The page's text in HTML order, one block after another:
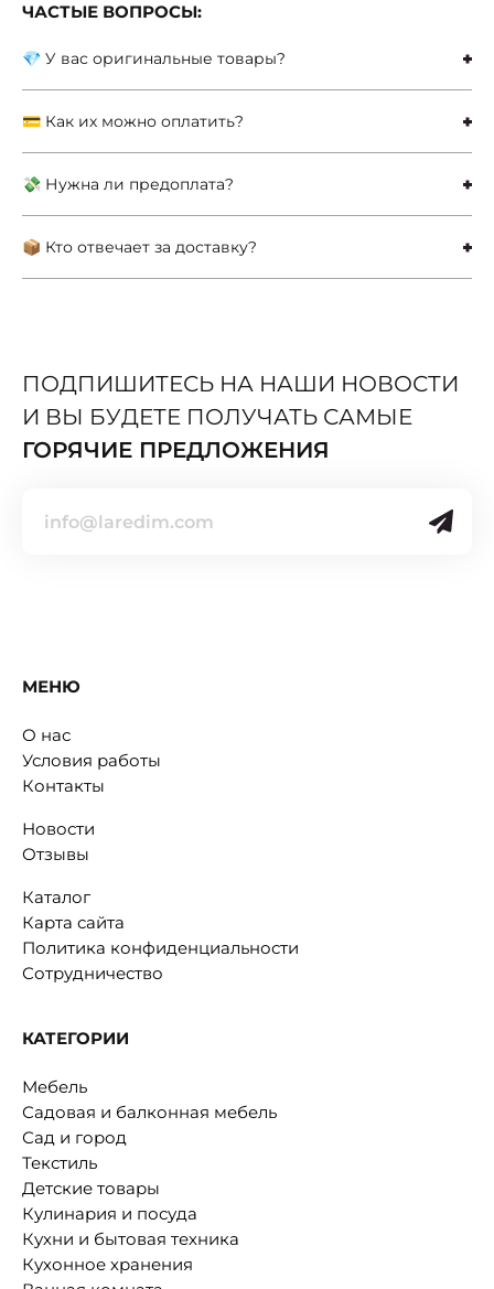
ЧАСТЫЕ ВОПРОСЫ:
💎 У вас оригинальные товары?
💳 Как их можно оплатить?
💸 Нужна ли предоплата?
📦 Кто отвечает за доставку?
ПОДПИШИТЕСЬ НА НАШИ НОВОСТИ
И ВЫ БУДЕТЕ ПОЛУЧАТЬ САМЫЕ
ГОРЯЧИЕ ПРЕДЛОЖЕНИЯ
МЕНЮ
О нас
Условия работы
Контакты
Новости
Отзывы
Каталог
Карта сайта
Политика конфиденциальности
Сотрудничество
КАТЕГОРИИ
Мебель
Садовая и балконная мебель
Сад и город
Текстиль
Детские товары
Кулинария и посуда
Кухни и бытовая техника
Кухонное хранения